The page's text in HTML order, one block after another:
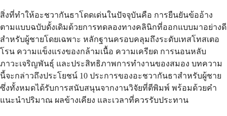
สิ่งที่ทำให้อะชวากันธาโดดเด่นในปัจจุบันคือ การยืนยันข้ออ้าง
ตามแบบฉบับดั้งเดิมด้วยการทดลองทางคลินิกที่ออกแบบมาอย่างดี
สำหรับผู้ชายโดยเฉพาะ หลักฐานครอบคลุมถึงระดับเทสโทสเตอ
โรน ความแข็งแรงของกล้ามเนื้อ ความเครียด การนอนหลับ
ภาวะเจริญพันธุ์ และประสิทธิภาพการทำงานของสมอง บทความ
นี้จะกล่าวถึงประโยชน์ 10 ประการของอะชวากันธาสำหรับผู้ชาย
ซึ่งทั้งหมดได้รับการสนับสนุนจากงานวิจัยที่ตีพิมพ์ พร้อมด้วยคำ
แนะนำปริมาณ ผลข้างเคียง และเวลาที่ควรรับประทาน